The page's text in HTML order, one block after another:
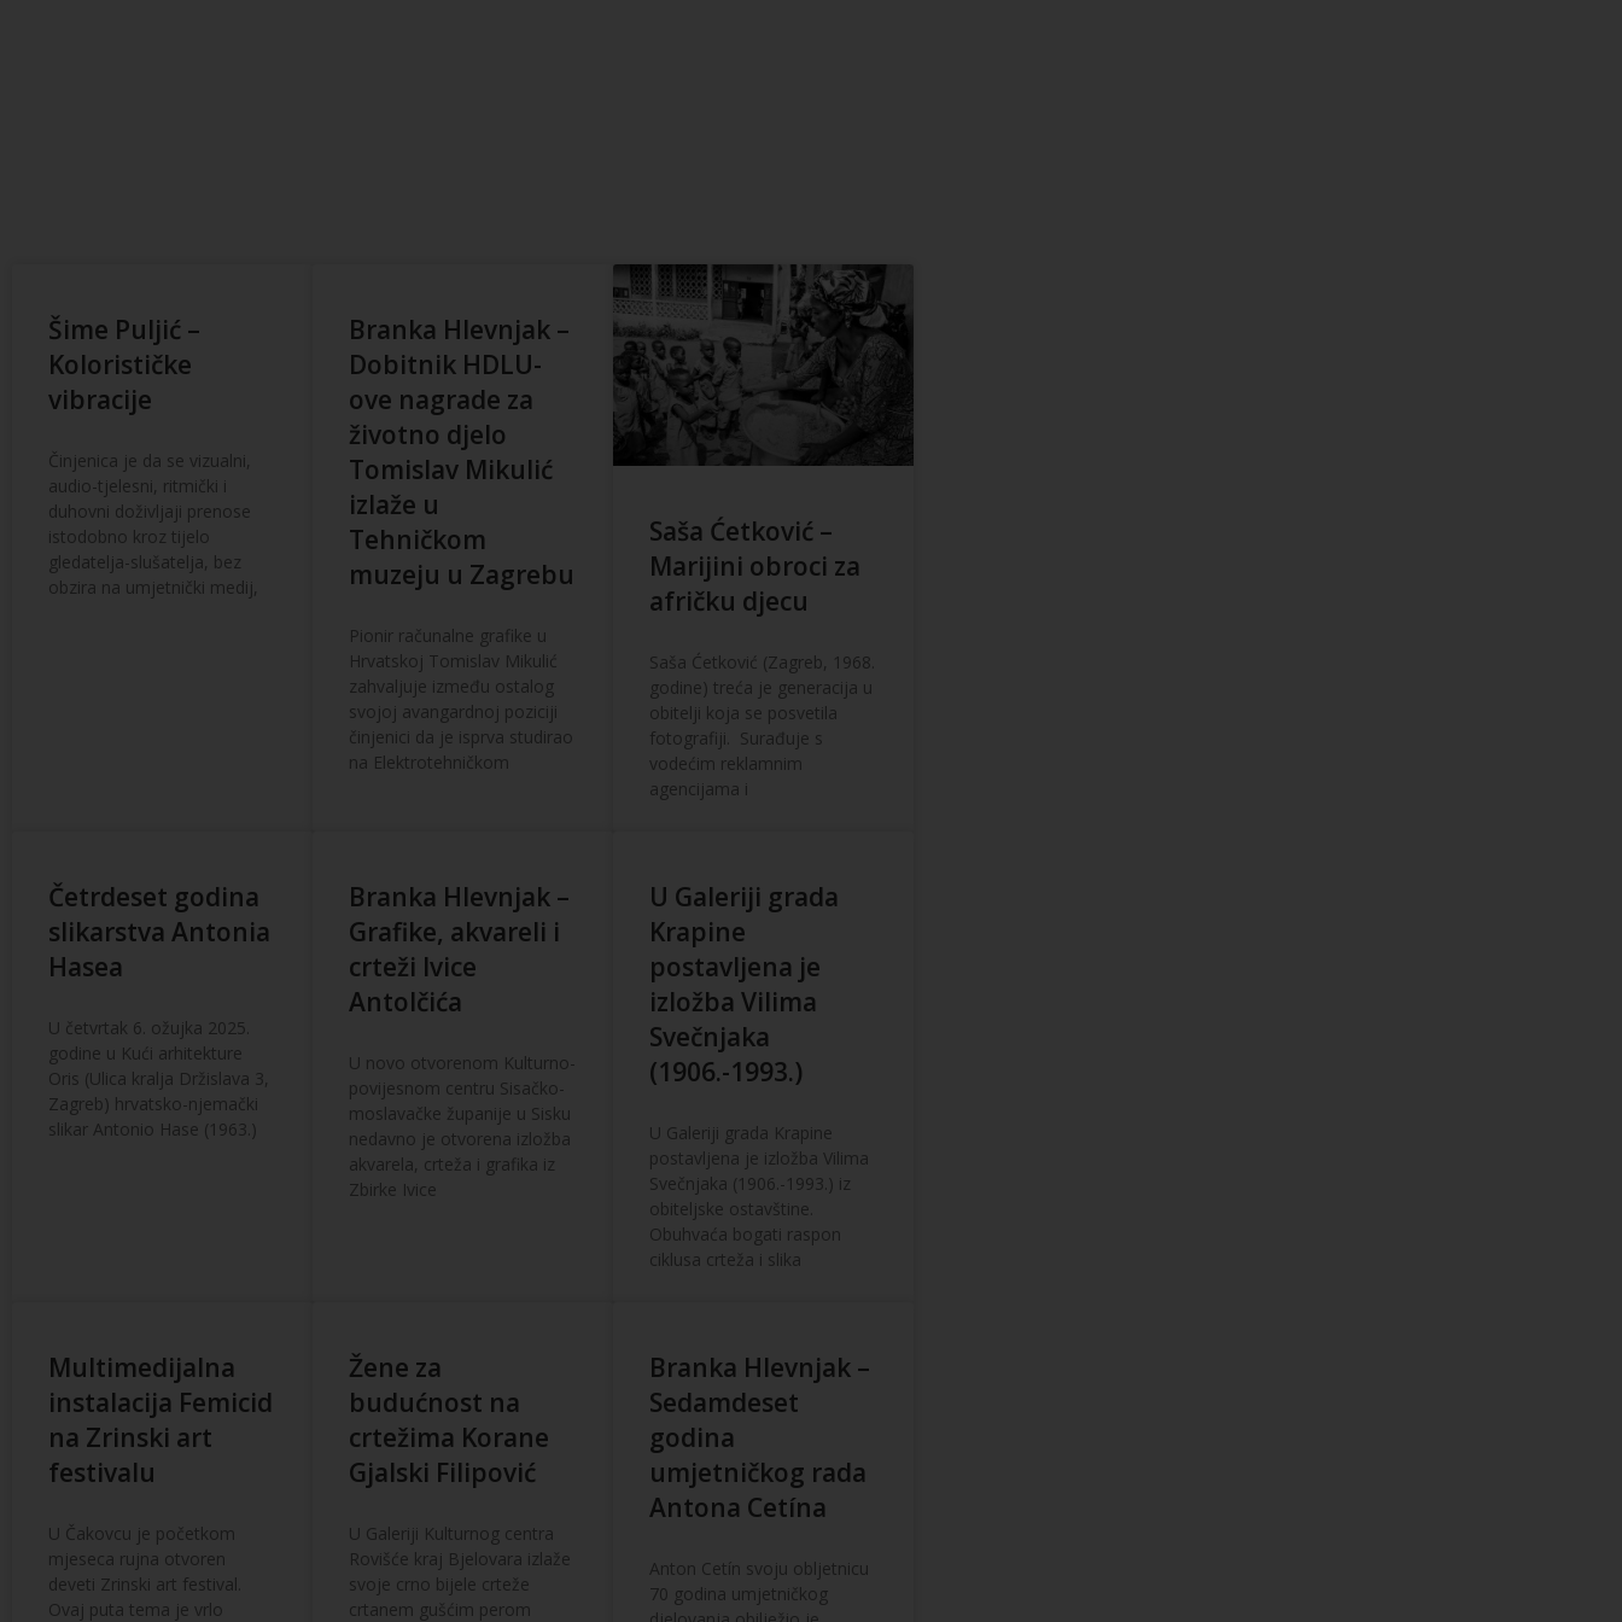
Šime Puljić –
Kolorističke
vibracije
Činjenica je da se vizualni,
audio-tjelesni, ritmički i
duhovni doživljaji prenose
istodobno kroz tijelo
gledatelja-slušatelja, bez
obzira na umjetnički medij,
Branka Hlevnjak –
Dobitnik HDLU-
ove nagrade za
životno djelo
Tomislav Mikulić
izlaže u
Tehničkom
muzeju u Zagrebu
Pionir računalne grafike u
Hrvatskoj Tomislav Mikulić
zahvaljuje između ostalog
svojoj avangardnoj poziciji
činjenici da je isprva studirao
na Elektrotehničkom
Saša Ćetković –
Marijini obroci za
afričku djecu
Saša Ćetković (Zagreb, 1968.
godine) treća je generacija u
obitelji koja se posvetila
fotografiji. Surađuje s
vodećim reklamnim
agencijama i
Četrdeset godina
slikarstva Antonia
Hasea
U četvrtak 6. ožujka 2025.
godine u Kući arhitekture
Oris (Ulica kralja Držislava 3,
Zagreb) hrvatsko-njemački
slikar Antonio Hase (1963.)
Branka Hlevnjak –
Grafike, akvareli i
crteži Ivice
Antolčića
U novo otvorenom Kulturno-
povijesnom centru Sisačko-
moslavačke županije u Sisku
nedavno je otvorena izložba
akvarela, crteža i grafika iz
Zbirke Ivice
U Galeriji grada
Krapine
postavljena je
izložba Vilima
Svečnjaka
(1906.-1993.)
U Galeriji grada Krapine
postavljena je izložba Vilima
Svečnjaka (1906.-1993.) iz
obiteljske ostavštine.
Obuhvaća bogati raspon
ciklusa crteža i slika
Multimedijalna
instalacija Femicid
na Zrinski art
festivalu
U Čakovcu je početkom
mjeseca rujna otvoren
deveti Zrinski art festival.
Ovaj puta tema je vrlo
Žene za
budućnost na
crtežima Korane
Gjalski Filipović
U Galeriji Kulturnog centra
Rovišće kraj Bjelovara izlaže
svoje crno bijele crteže
crtanem gušćim perom
Branka Hlevnjak –
Sedamdeset
godina
umjetničkog rada
Antona Cetína
Anton Cetín svoju obljetnicu
70 godina umjetničkog